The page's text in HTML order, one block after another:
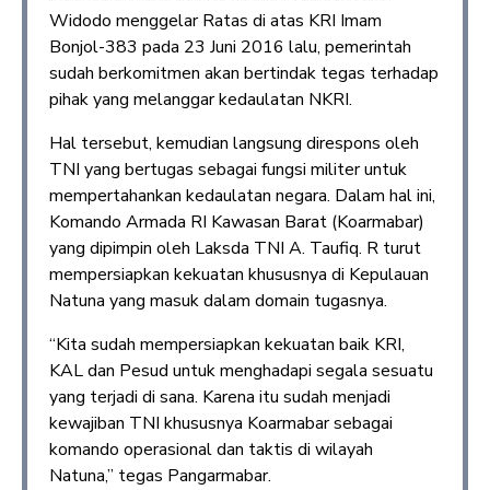
Widodo menggelar Ratas di atas KRI Imam
Bonjol-383 pada 23 Juni 2016 lalu, pemerintah
sudah berkomitmen akan bertindak tegas terhadap
pihak yang melanggar kedaulatan NKRI.
Hal tersebut, kemudian langsung direspons oleh
TNI yang bertugas sebagai fungsi militer untuk
mempertahankan kedaulatan negara. Dalam hal ini,
Komando Armada RI Kawasan Barat (Koarmabar)
yang dipimpin oleh Laksda TNI A. Taufiq. R turut
mempersiapkan kekuatan khususnya di Kepulauan
Natuna yang masuk dalam domain tugasnya.
“Kita sudah mempersiapkan kekuatan baik KRI,
KAL dan Pesud untuk menghadapi segala sesuatu
yang terjadi di sana. Karena itu sudah menjadi
kewajiban TNI khususnya Koarmabar sebagai
komando operasional dan taktis di wilayah
Natuna,” tegas Pangarmabar.